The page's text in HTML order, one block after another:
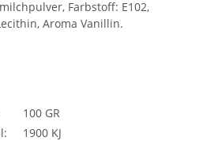
Farbstoff: E102,
Aroma Vanillin.
100 GR
1900 KJ